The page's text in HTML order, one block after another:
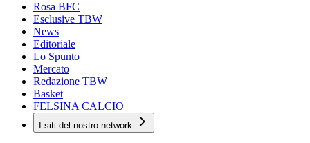
Rosa BFC
Esclusive TBW
News
Editoriale
Lo Spunto
Mercato
Redazione TBW
Basket
FELSINA CALCIO
I siti del nostro network